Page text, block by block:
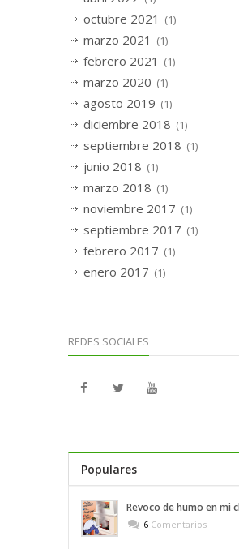
octubre 2021 (1)
marzo 2021 (1)
febrero 2021 (1)
marzo 2020 (1)
agosto 2019 (1)
diciembre 2018 (1)
septiembre 2018 (1)
junio 2018 (1)
marzo 2018 (1)
noviembre 2017 (1)
septiembre 2017 (1)
febrero 2017 (1)
enero 2017 (1)
REDES SOCIALES
Populares
RecientesRevoco de humo en mi
6Comentarios